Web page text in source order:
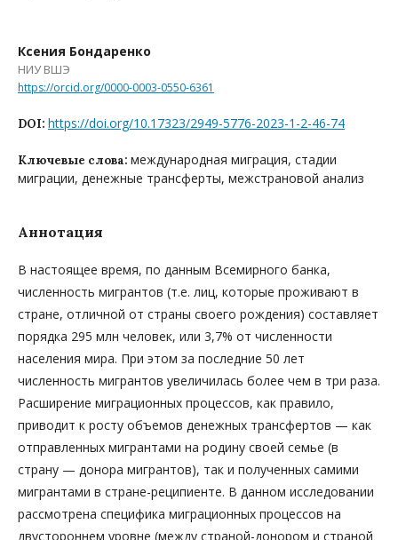
Ксения Бондаренко
НИУ ВШЭ
https://orcid.org/0000-0003-0550-6361
DOI: https://doi.org/10.17323/2949-5776-2023-1-2-46-74
Ключевые слова: международная миграция, стадии
миграции, денежные трансферты, межстрановой анализ
Аннотация
В настоящее время, по данным Всемирного банка,
численность мигрантов (т.е. лиц, которые проживают в
стране, отличной от страны своего рождения) составляет
порядка 295 млн человек, или 3,7% от численности
населения мира. При этом за последние 50 лет
численность мигрантов увеличилась более чем в три раза.
Расширение миграционных процессов, как правило,
приводит к росту объемов денежных трансфертов — как
отправленных мигрантами на родину своей семье (в
страну — донора мигрантов), так и полученных самими
мигрантами в стране-реципиенте. В данном исследовании
рассмотрена специфика миграционных процессов на
двустороннем уровне (между страной-донором и страной